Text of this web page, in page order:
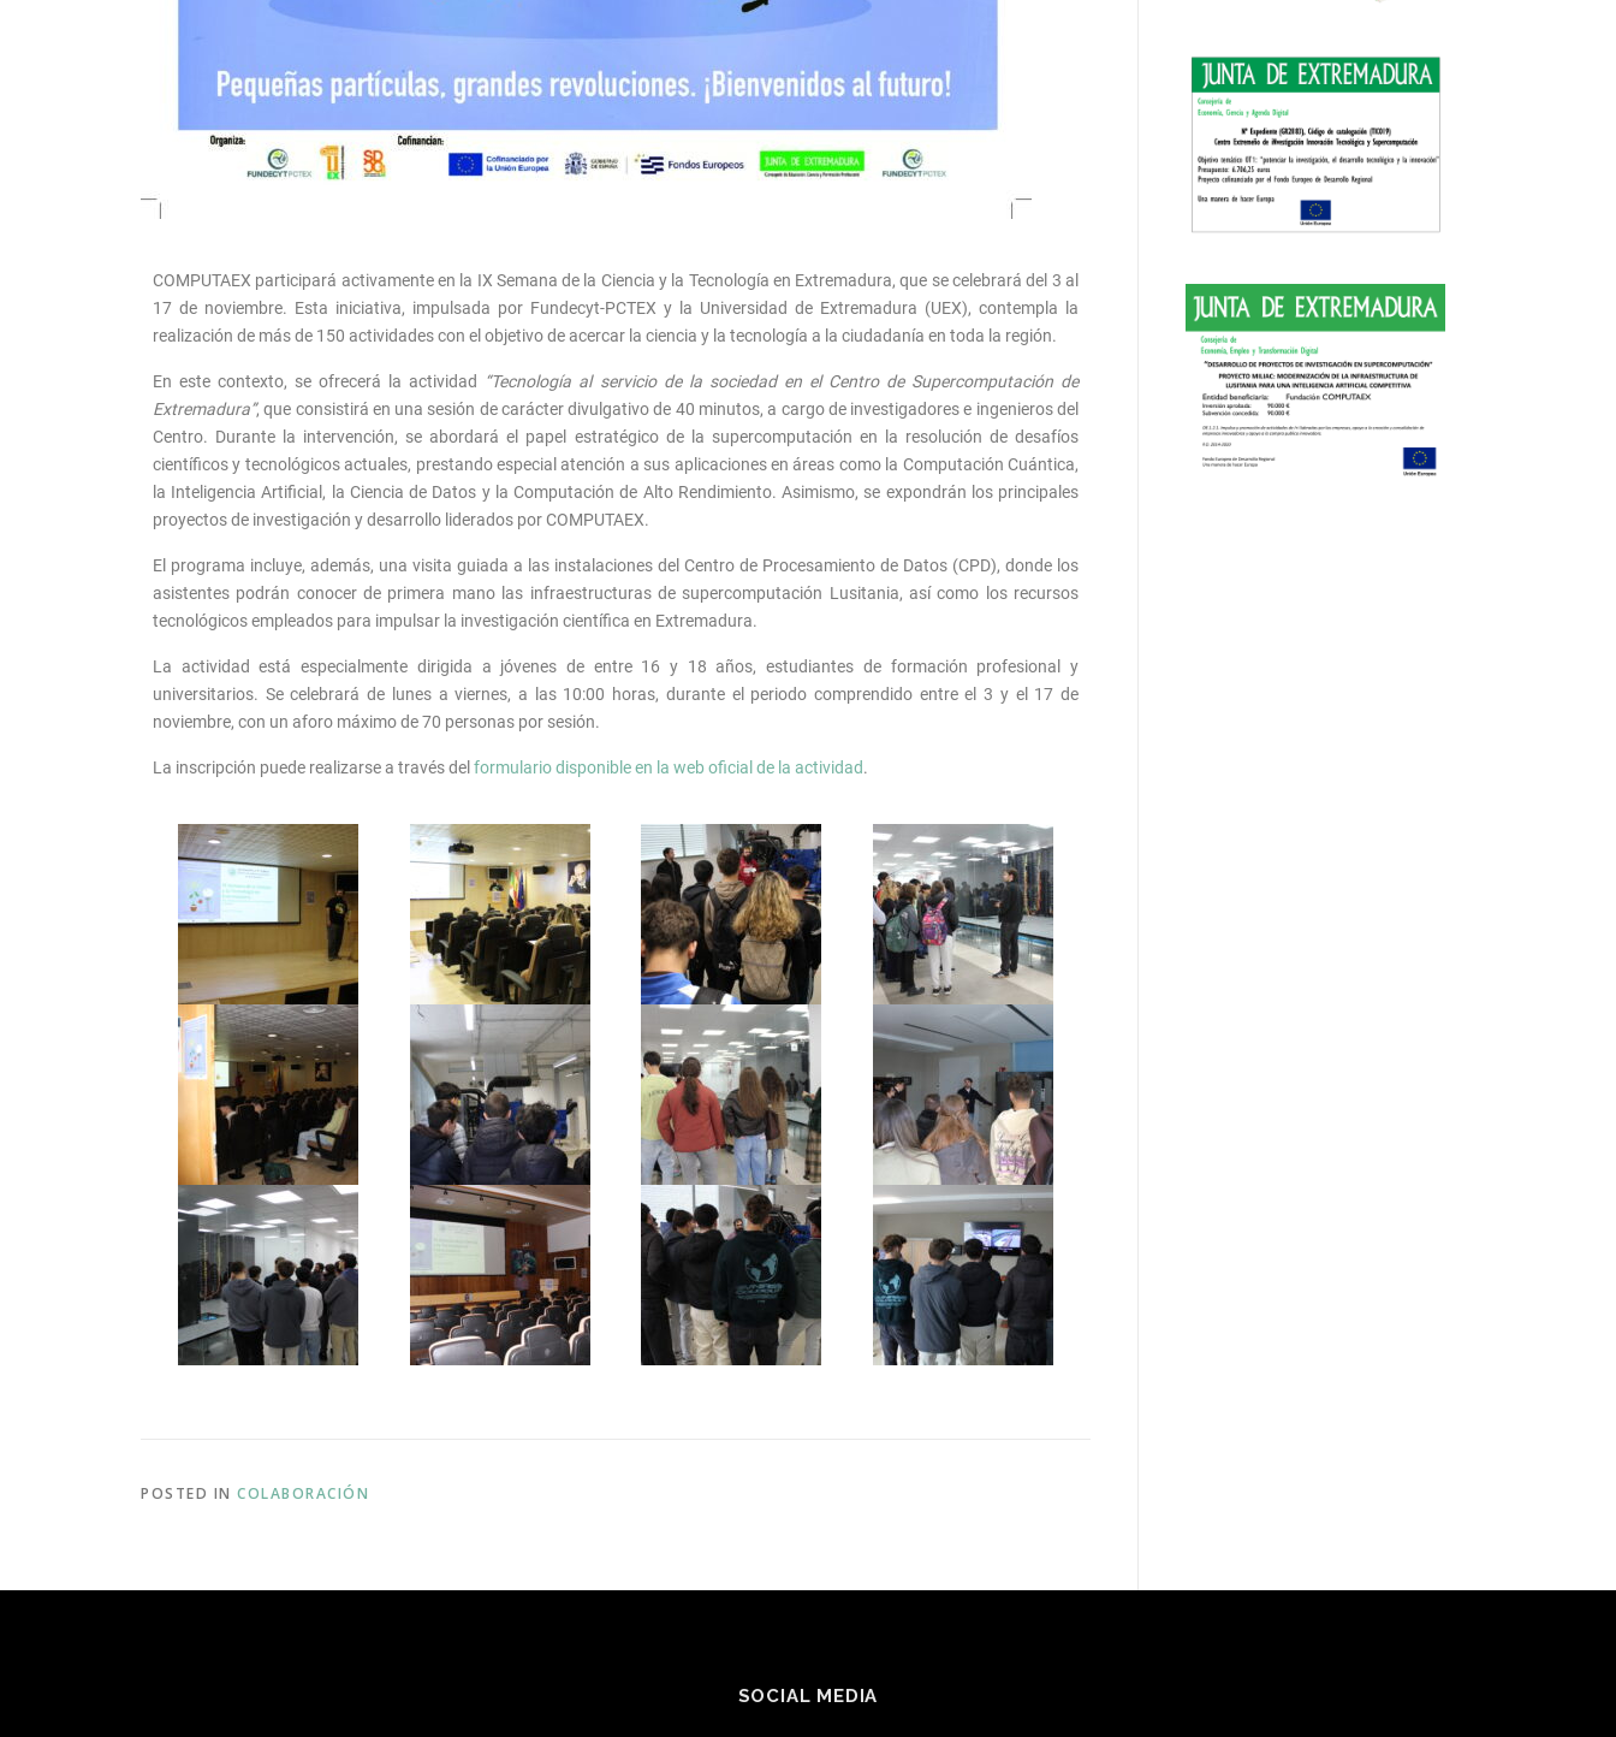
COMPUTAEX participará activamente en la IX Semana de la Ciencia y la Tecnología en Extremadura, que se celebrará del 3 al
17 de noviembre. Esta iniciativa, impulsada por Fundecyt-PCTEX y la Universidad de Extremadura (UEX), contempla la
realización de más de 150 actividades con el objetivo de acercar la ciencia y la tecnología a la ciudadanía en toda la región.
En este contexto, se ofrecerá la actividad
“Tecnología al servicio de la sociedad en el Centro de Supercomputación de
Extremadura”, que consistirá en una sesión de carácter divulgativo de 40 minutos, a cargo de investigadores e ingenieros del
Centro. Durante la intervención, se abordará el papel estratégico de la supercomputación en la resolución de desafíos
científicos y tecnológicos actuales, prestando especial atención a sus aplicaciones en áreas como la Computación Cuántica,
la Inteligencia Artificial, la Ciencia de Datos y la Computación de Alto Rendimiento. Asimismo, se expondrán los principales
proyectos de investigación y desarrollo liderados por COMPUTAEX.
El programa incluye, además, una visita guiada a las instalaciones del Centro de Procesamiento de Datos (CPD), donde los
asistentes podrán conocer de primera mano las infraestructuras de supercomputación Lusitania, así como los recursos
tecnológicos empleados para impulsar la investigación científica en Extremadura.
La actividad está especialmente dirigida a jóvenes de entre 16 y 18 años, estudiantes de formación profesional y
universitarios. Se celebrará de lunes a viernes, a las 10:00 horas, durante el periodo comprendido entre el 3 y el 17 de
noviembre, con un aforo máximo de 70 personas por sesión.
La inscripción puede realizarse a través del formulario disponible en la web oficial de la actividad.
POSTED IN COLABORACIÓN
SOCIAL MEDIA